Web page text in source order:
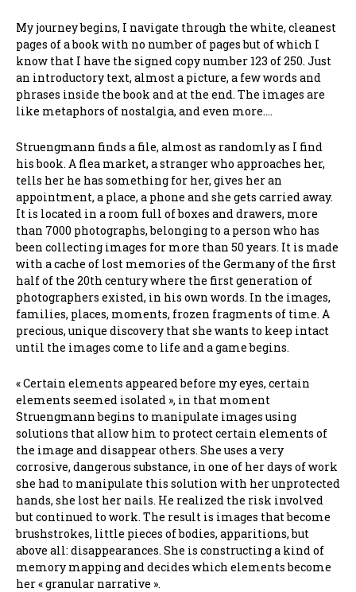
My journey begins, I navigate through the white, cleanest
pages of a book with no number of pages but of which I
know that I have the signed copy number 123 of 250. Just
an introductory text, almost a picture, a few words and
phrases inside the book and at the end. The images are
like metaphors of nostalgia, and even more….
Struengmann finds a file, almost as randomly as I find
his book. A flea market, a stranger who approaches her,
tells her he has something for her, gives her an
appointment, a place, a phone and she gets carried away.
It is located in a room full of boxes and drawers, more
than 7000 photographs, belonging to a person who has
been collecting images for more than 50 years. It is made
with a cache of lost memories of the Germany of the first
half of the 20th century where the first generation of
photographers existed, in his own words. In the images,
families, places, moments, frozen fragments of time. A
precious, unique discovery that she wants to keep intact
until the images come to life and a game begins.
« Certain elements appeared before my eyes, certain
elements seemed isolated », in that moment
Struengmann begins to manipulate images using
solutions that allow him to protect certain elements of
the image and disappear others. She uses a very
corrosive, dangerous substance, in one of her days of work
she had to manipulate this solution with her unprotected
hands, she lost her nails. He realized the risk involved
but continued to work. The result is images that become
brushstrokes, little pieces of bodies, apparitions, but
above all: disappearances. She is constructing a kind of
memory mapping and decides which elements become
her « granular narrative ».